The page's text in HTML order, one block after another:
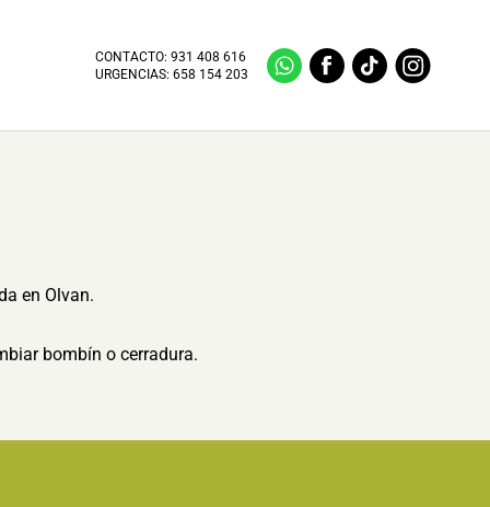
CONTACTO:931 408 616
URGENCIAS:658 154 203
en Olvan.
bombín o cerradura.